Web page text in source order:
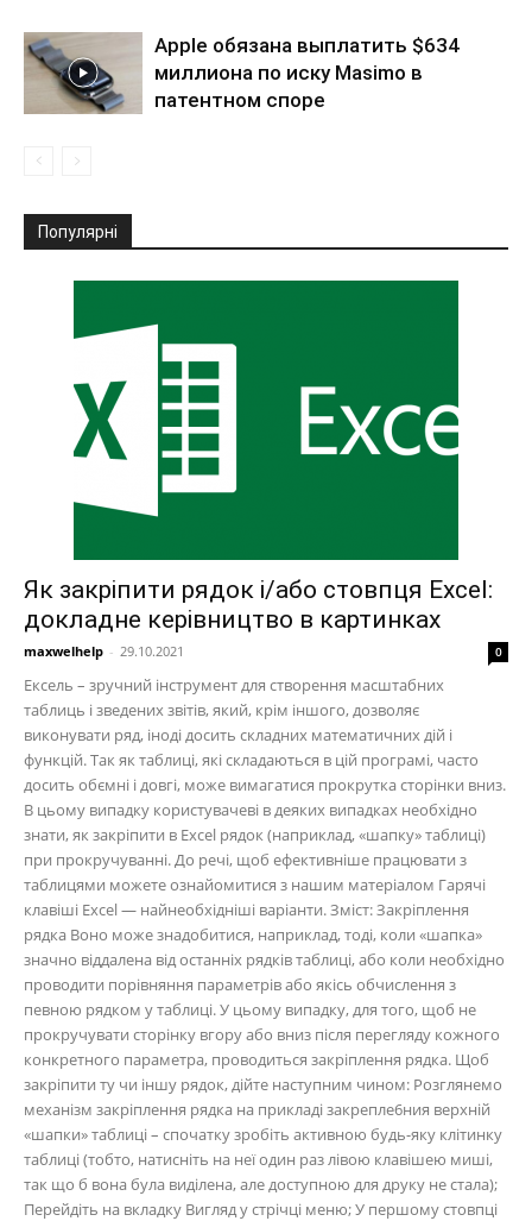
Apple обязана выплатить $634
миллиона по иску Masimo в
патентном споре
Популярні
Як закріпити рядок і/або стовпця Excel:
докладне керівництво в картинках
maxwelhelp - 29.10.2021 0
Ексель – зручний інструмент для створення масштабних
таблиць і зведених звітів, який, крім іншого, дозволяє
виконувати ряд, іноді досить складних математичних дій і
функцій. Так як таблиці, які складаються в цій програмі, часто
досить обємні і довгі, може вимагатися прокрутка сторінки вниз.
В цьому випадку користувачеві в деяких випадках необхідно
знати, як закріпити в Excel рядок (наприклад, «шапку» таблиці)
при прокручуванні. До речі, щоб ефективніше працювати з
таблицями можете ознайомитися з нашим матеріалом Гарячі
клавіші Excel — найнеобхідніші варіанти. Зміст: Закріплення
рядка Воно може знадобитися, наприклад, тоді, коли «шапка»
значно віддалена від останніх рядків таблиці, або коли необхідно
проводити порівняння параметрів або якісь обчислення з
певною рядком у таблиці. У цьому випадку, для того, щоб не
прокручувати сторінку вгору або вниз після перегляду кожного
конкретного параметра, проводиться закріплення рядка. Щоб
закріпити ту чи іншу рядок, дійте наступним чином: Розглянемо
механізм закріплення рядка на прикладі закрепле6ния верхній
«шапки» таблиці – спочатку зробіть активною будь-яку клітинку
таблиці (тобто, натисніть на неї один раз лівою клавішею миші,
так що б вона була виділена, але доступною для друку не стала);
Перейдіть на вкладку Вигляд у стрічці меню; У першому стовпці